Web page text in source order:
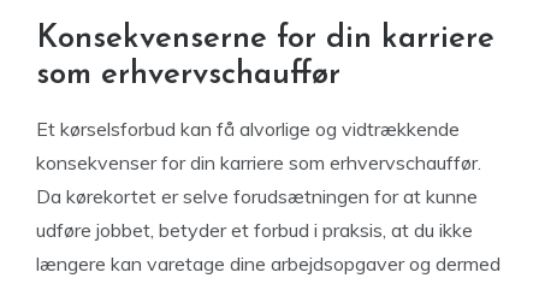
Konsekvenserne for din karriere
som erhvervschauffør
Et kørselsforbud kan få alvorlige og vidtrækkende
konsekvenser for din karriere som erhvervschauffør.
Da kørekortet er selve forudsætningen for at kunne
udføre jobbet, betyder et forbud i praksis, at du ikke
længere kan varetage dine arbejdsopgaver og dermed